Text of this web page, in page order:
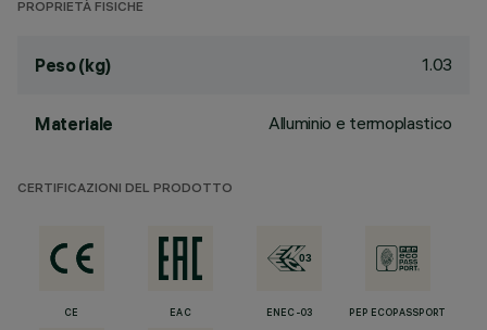
PROPRIETÀ FISICHE
Peso (kg) 1.03
Materiale Alluminio e termoplastico
CERTIFICAZIONI DEL PRODOTTO
CE EAC ENEC-03 PEP ECOPASSPORT